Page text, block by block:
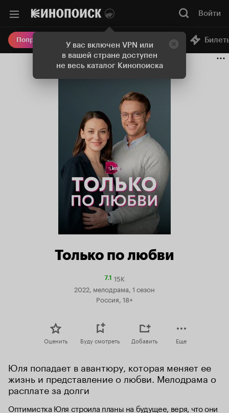
У вас включен VPN или
в вашей стране доступен
не весь каталог Кинопоиска
Войти
Попробовать Плюс Онлайн-кинотеатр
Только по любви
7.1Рейтинг
Кинопоиска
7.1
15K
2022, мелодрама, 1 сезон
Россия, 18+
Оценить Буду смотреть Добавить Еще
Юля попадает в авантюру, которая меняет ее
жизнь и представление о любви. Мелодрама о
расплате за долги
Оптимистка Юля строила планы на будущее, веря, что они